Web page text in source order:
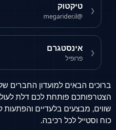
ברוכים הבאים למועדון החברים
הצטרפותכם פותחת לכם דלת
שווים, מבצעים בלעדיים והפתעות
כוח וסטייל לכל רכיבה.
❮ טיקטוק
@megarider.il
❮ אינסטגרם
פרופיל